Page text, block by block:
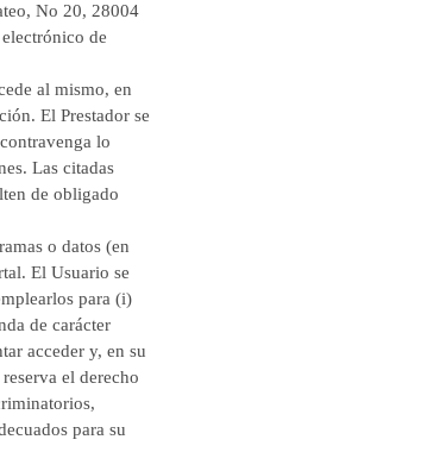
No 20, 28004
de
al mismo, en
El Prestador se
lo
Las citadas
de obligado
o datos (en
El Usuario se
para (i)
de carácter
acceder y, en su
el derecho
para su